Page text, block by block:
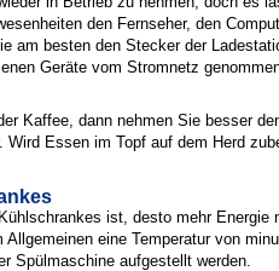
den Fernseher, den
am besten den Stecker der
Geräte vom Stromnetz
Kaffee, dann nehmen Sie besser
Essen im Topf auf dem Herd
ist, desto mehr
eine Temperatur von
Spülmaschine aufgestellt werden.